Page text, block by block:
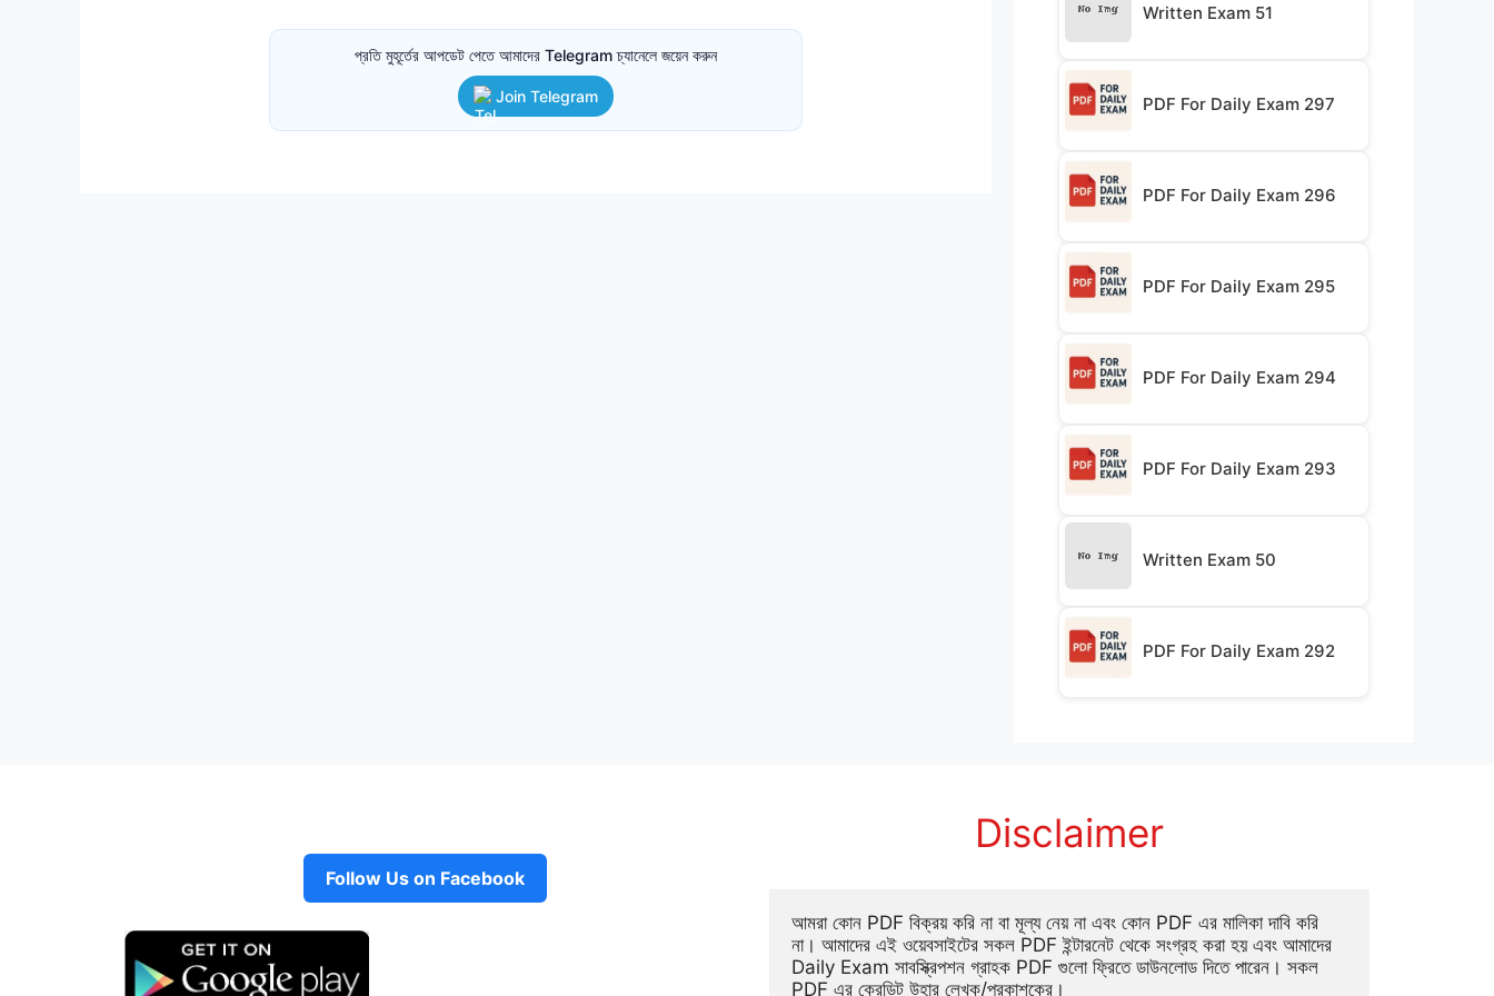
প্রতি মুহূর্তের আপডেট পেতে আমাদের Telegram চ্যানেলে জয়েন করুন
Join Telegram
Written Exam 51
PDF For Daily Exam 297
PDF For Daily Exam 296
PDF For Daily Exam 295
PDF For Daily Exam 294
PDF For Daily Exam 293
Written Exam 50
PDF For Daily Exam 292
Follow Us on Facebook
Disclaimer
আমরা কোন PDF বিক্রয় করি না বা মূল্য নেয় না এবং কোন PDF এর মালিকা দাবি করি
না। আমাদের এই ওয়েবসাইটের সকল PDF ইন্টারনেট থেকে সংগ্রহ করা হয় এবং আমাদের
Daily Exam সাবস্ক্রিপশন গ্রাহক PDF গুলো ফ্রিতে ডাউনলোড দিতে পারেন। সকল
PDF এর ক্রেডিট উহার লেখক/প্রকাশকের।